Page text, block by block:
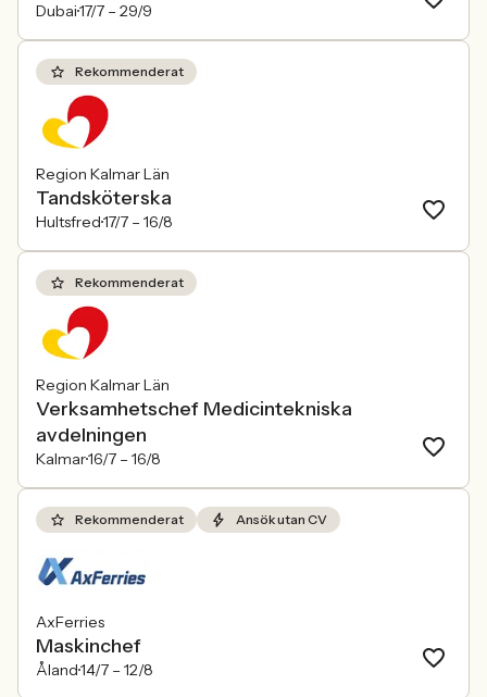
Dubai17/7 – 29/9
Rekommenderat
Region Kalmar Län
Tandsköterska
Hultsfred17/7 – 16/8
Rekommenderat
Region Kalmar Län
Verksamhetschef Medicintekniska
avdelningen
Kalmar16/7 – 16/8
Rekommenderat Ansök utan CV
AxFerries
Maskinchef
Åland14/7 – 12/8